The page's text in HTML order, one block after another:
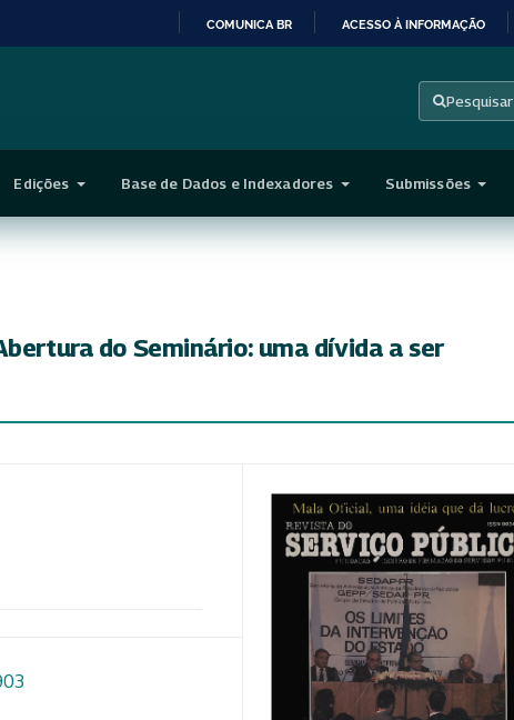
CONTEÚDO
COMUNICA BR ACESSO À INFORMAÇÃO
Pesquisar
Edições Base de Dados e Indexadores Submissões
do Seminário: uma dívida a ser